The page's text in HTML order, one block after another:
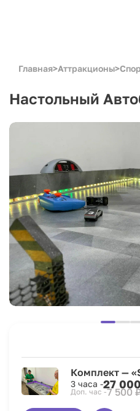
Главная>Аттракционы>
Настольный
Комплект —
3 часа -27
Доп. час -7 500